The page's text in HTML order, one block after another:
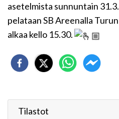
asetelmista sunnuntain
pelataan SB Areenalla
alkaa kello 15.30.
Tilastot